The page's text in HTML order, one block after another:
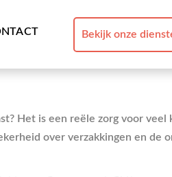
Bekijk onze
Het is een reële zorg voor veel
over verzakkingen en de